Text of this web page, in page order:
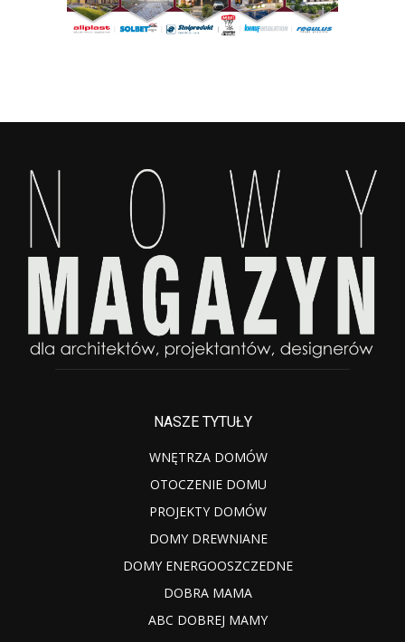
NASZE TYTUŁY
WNĘTRZA DOMÓW
OTOCZENIE DOMU
PROJEKTY DOMÓW
DOMY DREWNIANE
DOMY ENERGOOSZCZEDNE
DOBRA MAMA
ABC DOBREJ MAMY